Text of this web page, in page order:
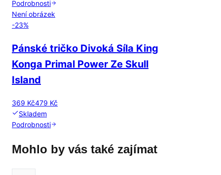
Podrobnosti
Není obrázek
-23%
Pánské tričko Divoká Síla King
Konga Primal Power Ze Skull
Island
369 Kč479 Kč
Skladem
Podrobnosti
Mohlo by vás také zajímat